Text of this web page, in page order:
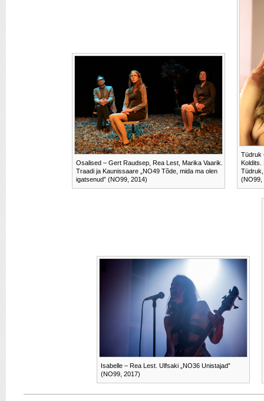
Osalised – Gert Raudsep, Rea Lest, Marika Vaarik.
Traadi ja Kaunissaare „NO49 Tõde, mida ma olen
igatsenud” (NO99, 2014)
Tüdruk
Koldits.
(NO99,
Isabelle – Rea Lest. Ulfsaki „NO36 Unistajad”
(NO99, 2017)